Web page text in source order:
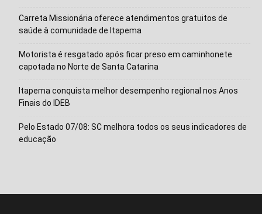
Carreta Missionária oferece atendimentos gratuitos de
saúde à comunidade de Itapema
Motorista é resgatado após ficar preso em caminhonete
capotada no Norte de Santa Catarina
Itapema conquista melhor desempenho regional nos Anos
Finais do IDEB
Pelo Estado 07/08: SC melhora todos os seus indicadores de
educação